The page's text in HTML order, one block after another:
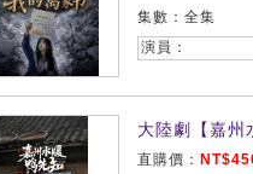
集數：全集
演員：
大陸劇【嘉
直購價：